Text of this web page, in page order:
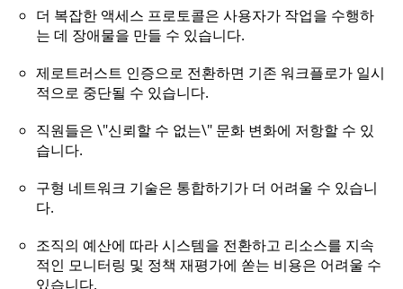
더 복잡한 액세스 프로토콜은 사용자가 작업을 수행하
는 데 장애물을 만들 수 있습니다.
제로트러스트 인증으로 전환하면 기존 워크플로가 일시
적으로 중단될 수 있습니다.
직원들은 \"신뢰할 수 없는\" 문화 변화에 저항할 수 있
습니다.
구형 네트워크 기술은 통합하기가 더 어려울 수 있습니
다.
조직의 예산에 따라 시스템을 전환하고 리소스를 지속
적인 모니터링 및 정책 재평가에 쏟는 비용은 어려울 수
있습니다.